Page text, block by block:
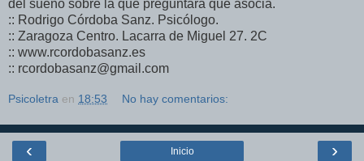
del sueño sobre la que preguntará qué asocia.
:: Rodrigo Córdoba Sanz. Psicólogo.
:: Zaragoza Centro. Lacarra de Miguel 27. 2C
:: www.rcordobasanz.es
:: rcordobasanz@gmail.com
Psicoletra en 18:53 No hay comentarios:
‹ ›
Inicio